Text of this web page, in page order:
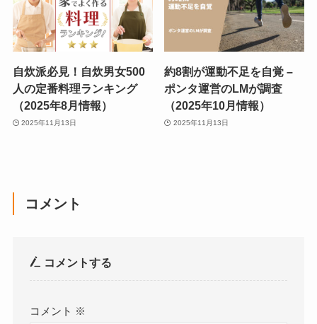
自炊派必見！自炊男女500
人の定番料理ランキング
（2025年8月情報）
2025年11月13日
約8割が運動不足を自覚 –
ポンタ運営のLMが調査
（2025年10月情報）
2025年11月13日
コメント
コメントする
コメント ※